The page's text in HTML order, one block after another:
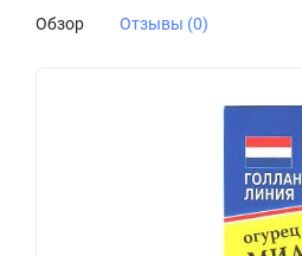
Обзор Отзывы (0)